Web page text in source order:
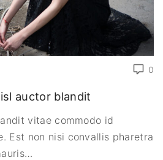
0
auctor blandit
vitae commodo id
Est non nisi convallis pharetra
…